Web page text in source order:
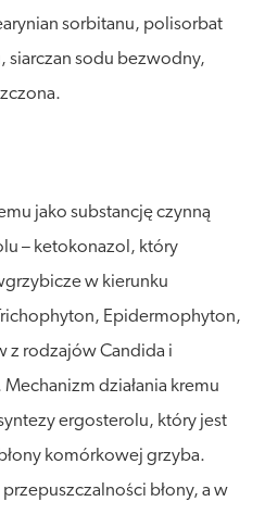
sorbitanu, polisorbat
siarczan sodu bezwodny,
jako substancję czynną
– ketokonazol, który
w kierunku
Epidermophyton,
z rodzajów Candida i
działania kremu
ergosterolu, który jest
komórkowej grzyba.
błony, a w